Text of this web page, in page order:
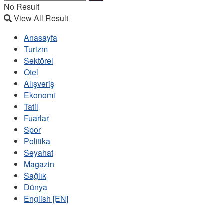
No Result
View All Result
Anasayfa
Turizm
Sektörel
Otel
Alışveriş
Ekonomi
Tatil
Fuarlar
Spor
Politika
Seyahat
Magazin
Sağlık
Dünya
English [EN]